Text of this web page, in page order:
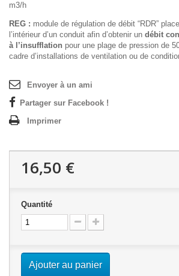
m3/h
REG : module de régulation de débit “RDR”
l’intérieur d’un conduit afin d’obtenir un débit
àl’insufflation pour une plage de pression de
cadre d’installations de ventilation ou de
Envoyer à un ami
Partager sur Facebook !
Imprimer
16,50 €
Quantité
Ajouter au panier